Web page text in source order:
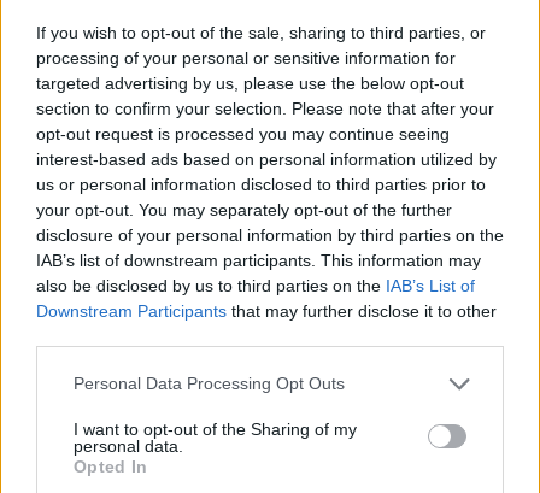
If you wish to opt-out of the sale, sharing to third parties, or
processing of your personal or sensitive information for
targeted advertising by us, please use the below opt-out
section to confirm your selection. Please note that after your
opt-out request is processed you may continue seeing
interest-based ads based on personal information utilized by
us or personal information disclosed to third parties prior to
your opt-out. You may separately opt-out of the further
disclosure of your personal information by third parties on the
IAB’s list of downstream participants. This information may
also be disclosed by us to third parties on the IAB’s List of
Downstream Participants that may further disclose it to other
Personal Data Processing Opt Outs
I want to opt-out of the Sharing of my
personal data.
Opted In
ΤΕΛΕΥΤΑΙΑ ΝΕΑ
Ακυρώθηκε απόφαση του Περιφερειάρχη
Θεσσαλίας Δημ. Κουρέτα για το θαλάσσιο
σκι στη λίμνη Σμοκόβου
8 Αυγούστου 2026, 13:44
Συνεδρίαση Επιτροπής Εκτίμησης Κινδύνου
για τους ισχυρούς ανέμους και τις υψηλές
θερμοκρασίες
8 Αυγούστου 2026, 13:30
Την Κυριακή 9 Αυγούστου η κηδεία του
Αντώνιου Ηλ. Αντωνίου
8 Αυγούστου 2026, 13:02
Βλάβη στο δίκτυο υδροδότησης του Παλαμά
το μεσημέρι του Σαββάτου (8/8)